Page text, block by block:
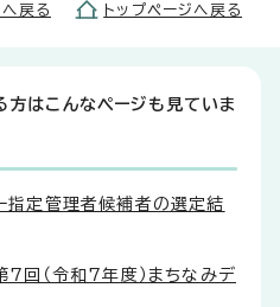
戻る トップページへ戻る
方はこんなページも見ていま
指定管理者候補者の選定結
回（令和7年度）まちなみデ